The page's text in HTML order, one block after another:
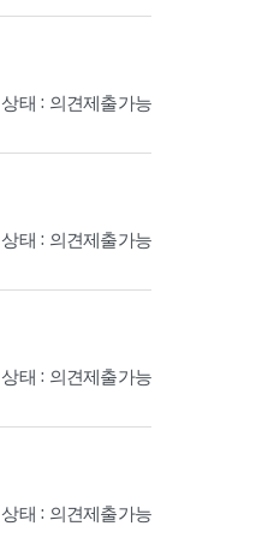
상태 : 의견제출가능
상태 : 의견제출가능
상태 : 의견제출가능
상태 : 의견제출가능